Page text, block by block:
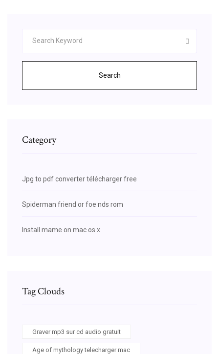
Search
Category
Jpg to pdf converter télécharger free
Spiderman friend or foe nds rom
Install mame on mac os x
Tag Clouds
Graver mp3 sur cd audio gratuit
Age of mythology telecharger mac